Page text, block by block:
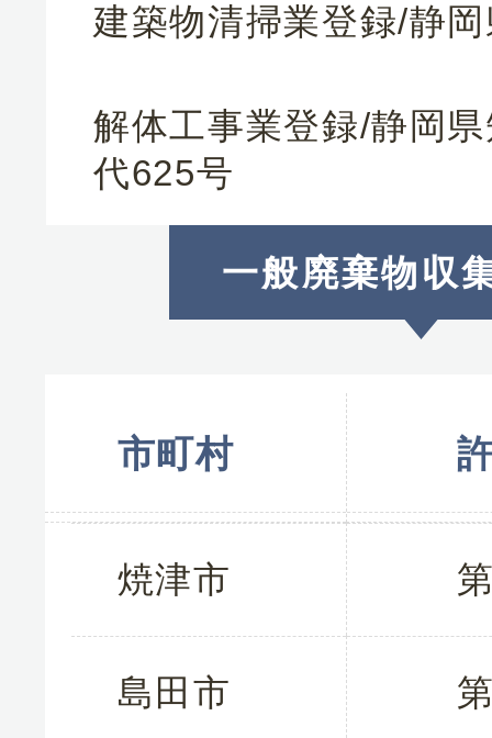
建築物清掃業登録/静
解体工事業登録/静岡
代625号
一般廃棄物収
市町村
焼津市
島田市